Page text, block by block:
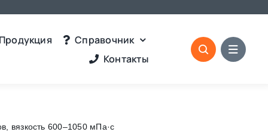
Продукция
Справочник
Контакты
вязкость 600–1050 мПа·с